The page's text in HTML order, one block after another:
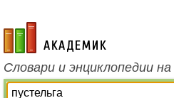
academic.ru
Словари и энциклопедии